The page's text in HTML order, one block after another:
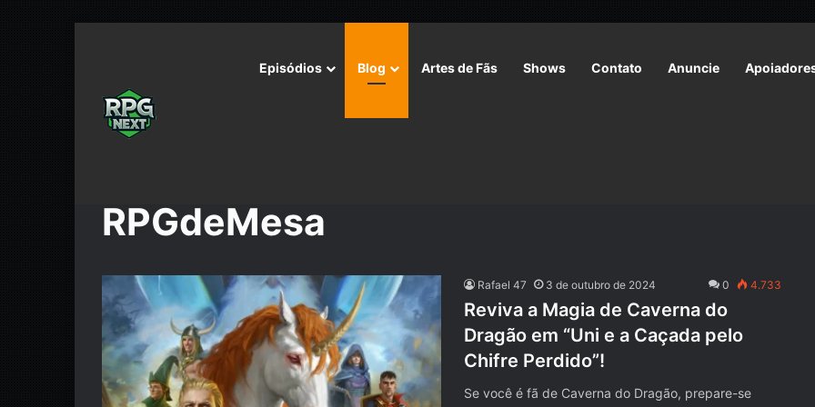
Episódios Blog Artes de Fãs Shows Contato Anuncie
RPGdeMesa
Rafael 47 3 de outubro de 2024 0 4.733
Reviva a Magia de Caverna do
Dragão em “Uni e a Caçada pelo
Chifre Perdido”!
Se você é fã de Caverna do Dragão, prepare-se